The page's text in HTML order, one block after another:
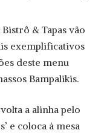
& Tapas vão
exemplificativos
deste menu
Bampalikis.
a alinha pelo
e coloca à mesa